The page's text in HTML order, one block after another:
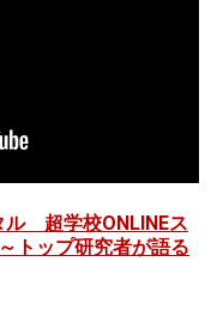
ル 超学校ONLINEス
トップ研究者が語る